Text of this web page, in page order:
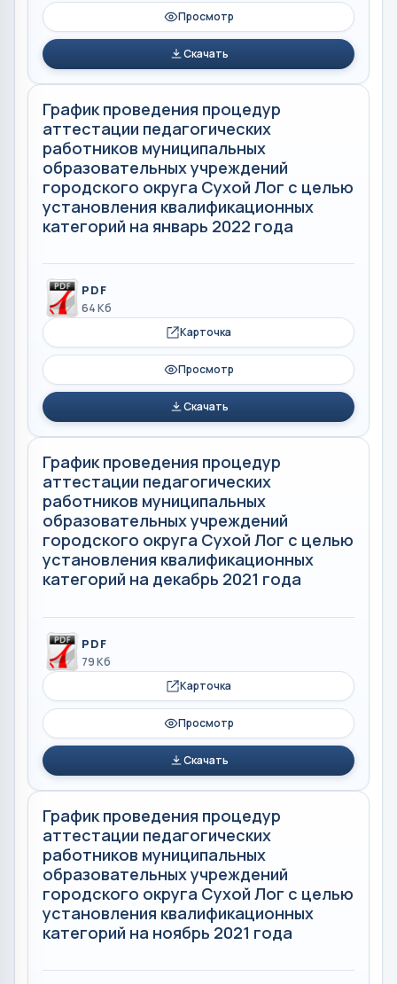
Просмотр
Скачать
График проведения процедур
аттестации педагогических
работников муниципальных
образовательных учреждений
городского округа Сухой Лог с целью
установления квалификационных
категорий на январь 2022 года
PDF
64 Кб
Карточка
Просмотр
Скачать
График проведения процедур
аттестации педагогических
работников муниципальных
образовательных учреждений
городского округа Сухой Лог с целью
установления квалификационных
категорий на декабрь 2021 года
PDF
79 Кб
Карточка
Просмотр
Скачать
График проведения процедур
аттестации педагогических
работников муниципальных
образовательных учреждений
городского округа Сухой Лог с целью
установления квалификационных
категорий на ноябрь 2021 года